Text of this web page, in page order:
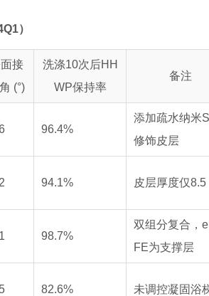
）
接
(°)
洗涤10次后HH
WP保持率
备注
96.4%
添加疏水纳米
修饰皮层
94.1% 皮层厚度仅8.5
98.7%
双组分复合，
FE为支撑层
82.6% 未调控凝固浴